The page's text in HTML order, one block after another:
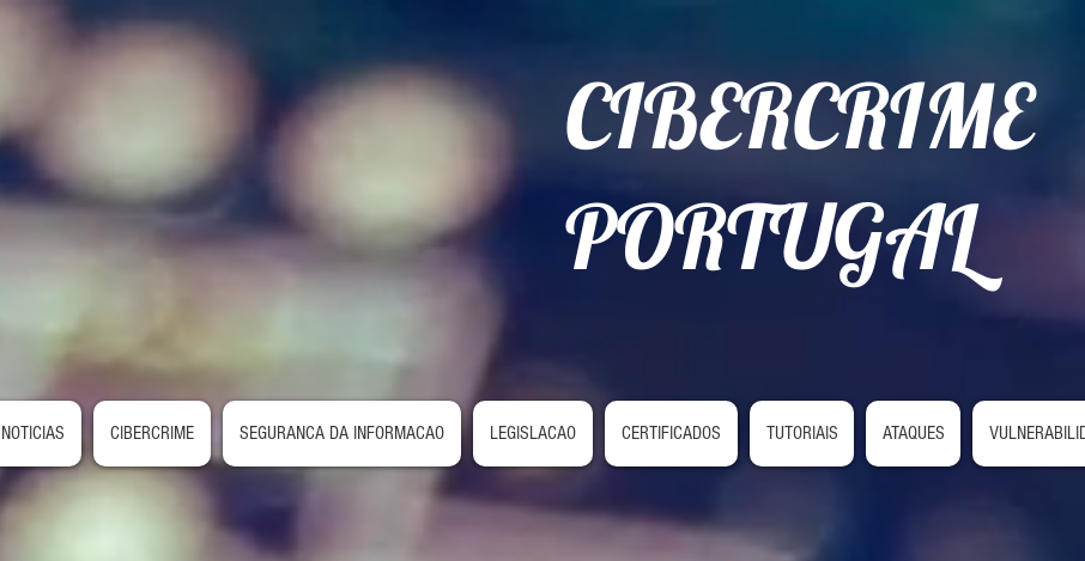
CIBERCRIME
PORTUGAL
NOTICIAS CIBERCRIME SEGURANCA DA INFORMACAO LEGISLACAO CERTIFICADOS TUTORIAIS ATAQUES